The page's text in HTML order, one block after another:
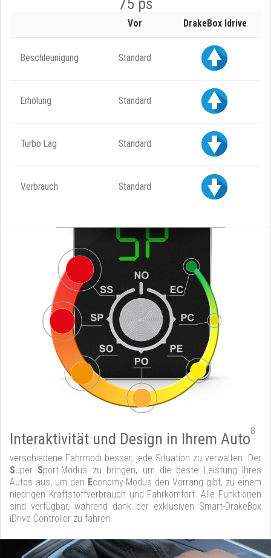
Vor DrakeBox Idrive
Beschleunigung Standard
Erholung Standard
Turbo Lag Standard
Verbrauch Standard
Interaktivität und Design in Ihrem Auto8
verschiedene Fahrmodi besser, jede Situation zu verwalten. Der
Super Sport-Modus zu bringen, um die beste Leistung Ihres
Autos aus, um den Economy-Modus den Vorrang gibt, zu einem
niedrigen Kraftstoffverbrauch und Fahrkomfort. Alle Funktionen
sind verfügbar, während dank der exklusiven Smart-DrakeBox
iDrive Controller zu fahren.